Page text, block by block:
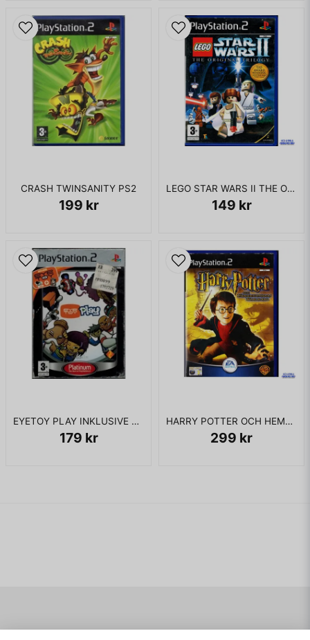
CRASH TWINSANITY PS2
199 kr
LEGO STAR WARS II THE ORIGINAL TRILOGY PS2
149 kr
EYETOY PLAY INKLUSIVE KAMERA PS2
179 kr
HARRY POTTER OCH HEMLIGHETERNAS KAMMARE PS2
299 kr